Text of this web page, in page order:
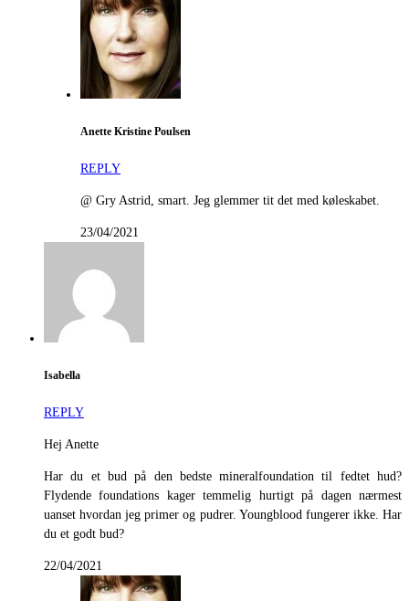
Anette Kristine Poulsen
REPLY
@ Gry Astrid, smart. Jeg glemmer tit det med køleskabet.
23/04/2021
Isabella
REPLY
Hej Anette
Har du et bud på den bedste mineralfoundation til fedtet hud?
Flydende foundations kager temmelig hurtigt på dagen nærmest
uanset hvordan jeg primer og pudrer. Youngblood fungerer ikke. Har
du et godt bud?
22/04/2021